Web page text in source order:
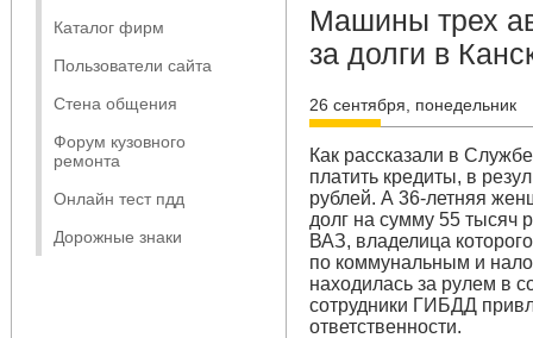
Каталог фирм
Пользователи сайта
Стена общения
Форум кузовного
ремонта
Онлайн тест пдд
Дорожные знаки
Машины трех
за долги в
26 сентября, понедельник
Как рассказали в
платить кредиты, в
рублей. А 36-летняя
долг на сумму 55 тысяч
ВАЗ, владелица
по коммунальным и
находилась за рулем в
сотрудники ГИБДД
ответственности.